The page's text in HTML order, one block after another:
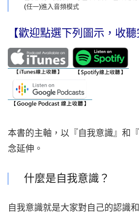
(任一)進入音頻模式
【歡迎點選下列圖示，收聽
本書的主軸，以『自我意識』和
念延伸。
什麼是自我意識？
自我意識就是大家對自己的認識